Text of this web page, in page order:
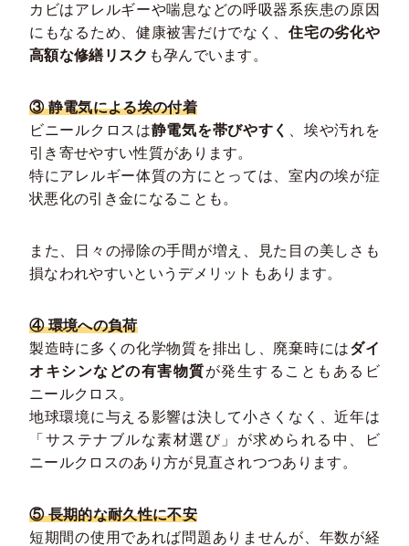
カビはアレルギーや喘息などの呼吸器系疾患の原因
にもなるため、健康被害だけでなく、住宅の劣化や
高額な修繕リスク も孕んでいます。
③ 静電気による埃の付着
ビニールクロスは静電気を帯びやすく
、埃や汚れを
引き寄せやすい性質があります。
特にアレルギー体質の方にとっては、室内の埃が症
状悪化の引き金になることも。
また、日々の掃除の手間が増え、見た目の美しさも
損なわれやすいというデメリットもあります。
④ 環境への負荷
製造時に多くの化学物質を排出し、廃棄時にはダイ
オキシンなどの有害物質が発生することもあるビ
ニールクロス。
地球環境に与える影響は決して小さくなく、近年は
「サステナブルな素材選び」が求められる中、ビ
ニールクロスのあり方が見直されつつあります。
⑤ 長期的な耐久性に不安
短期間の使用であれば問題ありませんが、年数が経